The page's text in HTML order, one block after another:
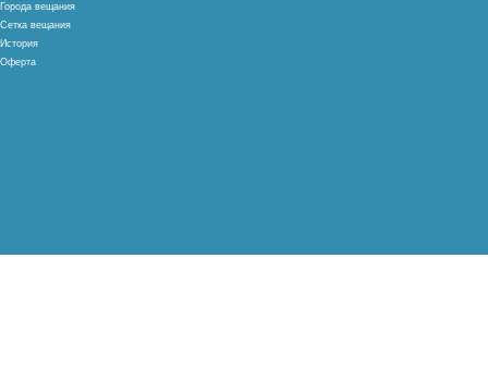
Города вещания
Сетка вещания
История
Оферта